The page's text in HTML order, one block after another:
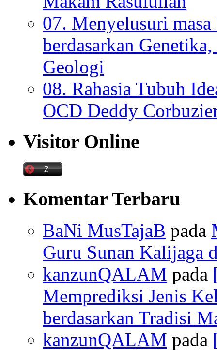
07. Menyelusuri
berdasarkan
Geologi
08. Rahasia Tubuh
OCD Deddy
Visitor Online
Komentar Terbaru
BaNi MusTajaB pada
Guru Sunan Kalijaga
kanzunQALAM pada
Memprediksi Jenis
berdasarkan Tradisi
kanzunQALAM pada